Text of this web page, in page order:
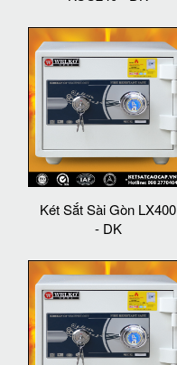
Két Sắt Sài Gòn LX400
- DK